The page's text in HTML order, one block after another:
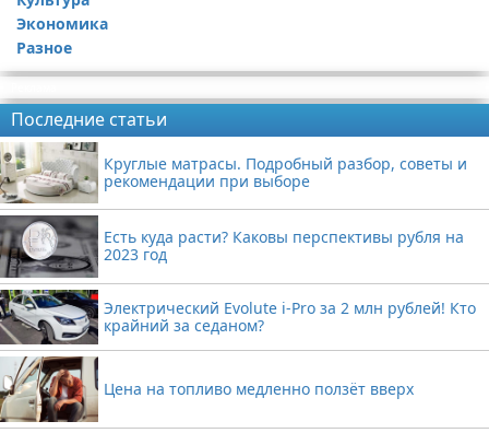
Экономика
Разное
Последние статьи
Круглые матрасы. Подробный разбор, советы и
рекомендации при выборе
Есть куда расти? Каковы перспективы рубля на
2023 год
Электрический Evolute i-Pro за 2 млн рублей! Кто
крайний за седаном?
Цена на топливо медленно ползёт вверх